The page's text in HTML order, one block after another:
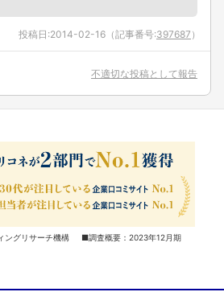
投稿日:2014-02-16 （記事番号:397687 ）
不適切な投稿として報告
ングリサーチ機構 ■調査概要：2023年12月期